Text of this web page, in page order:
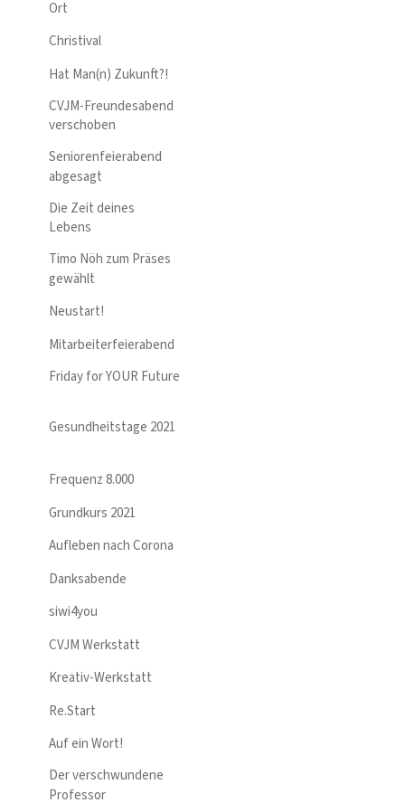
Ort
Christival
Hat Man(n) Zukunft?!
CVJM-Freundesabend
verschoben
Seniorenfeierabend
abgesagt
Die Zeit deines
Lebens
Timo Nöh zum Präses
gewählt
Neustart!
Mitarbeiterfeierabend
Friday for YOUR Future
Gesundheitstage 2021
Frequenz 8.000
Grundkurs 2021
Aufleben nach Corona
Danksabende
siwi4you
CVJM Werkstatt
Kreativ-Werkstatt
Re.Start
Auf ein Wort!
Der verschwundene
Professor